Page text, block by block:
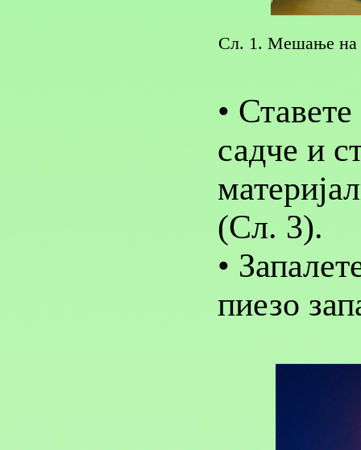
Сл. 1. Мешање на
•
садче и
(Сл. 3).
•
пиезо